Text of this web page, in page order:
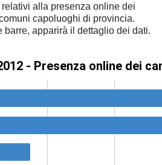
relativi alla presenza online dei
capoluoghi di provincia.
barre, apparirà il dettaglio dei dati.